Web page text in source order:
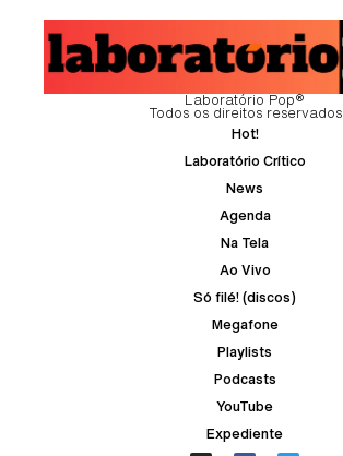
Laboratório Pop®
Todos os direitos reservados
Hot!
Laboratório Crítico
News
Agenda
Na Tela
Ao Vivo
Só filé! (discos)
Megafone
Playlists
Podcasts
YouTube
Expediente